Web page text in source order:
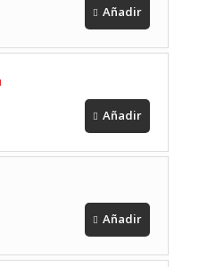
Añadir
Añadir
Añadir